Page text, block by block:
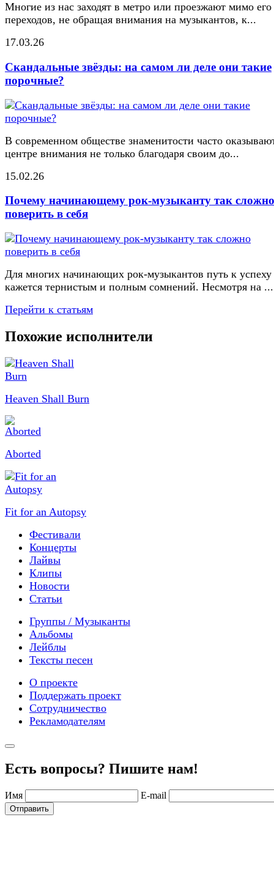
Многие из нас заходят в метро или проезжают мимо его
переходов, не обращая внимания на музыкантов, к...
17.03.26
Скандальные звёзды: на самом ли деле они такие
порочные?
В современном обществе знаменитости часто
центре внимания не только благодаря своим до...
15.02.26
Почему начинающему рок-музыканту так сложно
поверить в себя
Для многих начинающих рок-музыкантов путь к успеху
кажется тернистым и полным сомнений. Несмотря на ...
Перейти к статьям
Похожие исполнители
Heaven Shall Burn
Aborted
Fit for an Autopsy
Фестивали
Концерты
Лайвы
Клипы
Новости
Статьи
Группы / Музыканты
Альбомы
Лейблы
Тексты песен
О проекте
Поддержать проект
Сотрудничество
Рекламодателям
Есть вопросы? Пишите нам!
Имя E-mail